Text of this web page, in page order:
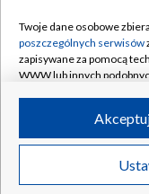
Rada Programowa
System NOS
Informacje o
Program dla prasy
Ogłoszenie
©2026
Twoje dane osobowe
poszczególnych serwisów
zapisywane za pomocą
WWW lub innych
ruchu w Internecie.
Twoje dane osobowe
poszczególnych serwisów